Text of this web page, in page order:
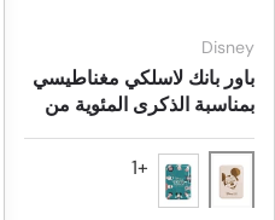
Disney
باور بانك لاسلكي مغناطيسي
بمناسبة الذكرى المئوية من
مللي أمبير